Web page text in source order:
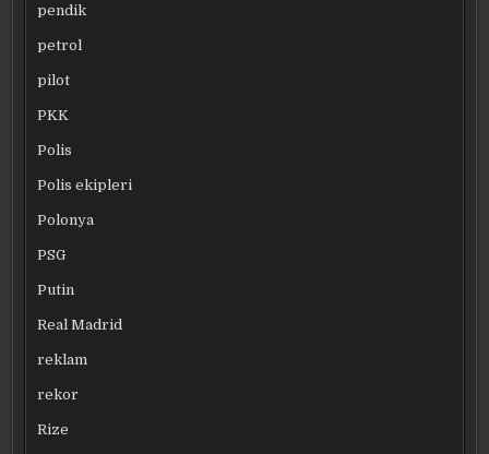
pendik
petrol
pilot
PKK
Polis
Polis ekipleri
Polonya
PSG
Putin
Real Madrid
reklam
rekor
Rize